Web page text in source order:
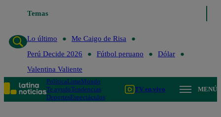
Temas
Lo último
Me Caigo de Risa
Perú Decide 2026
Fútbol peruano
Dólar
Valentina Valiente
PolíticaLimaMundo
Te ayudoTendencias
DeportesEspectáculos
TV en vivo MENÚ